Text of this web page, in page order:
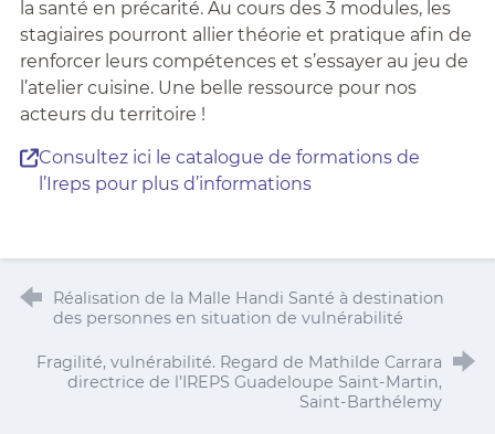
la santé en précarité. Au cours des 3 modules, les
stagiaires pourront allier théorie et pratique afin de
renforcer leurs compétences et s’essayer au jeu de
l’atelier cuisine. Une belle ressource pour nos
acteurs du territoire !
Consultez ici le catalogue de formations de
l’Ireps pour plus d’informations
Réalisation de la Malle Handi Santé à destination
des personnes en situation de vulnérabilité
Fragilité, vulnérabilité. Regard de Mathilde Carrara
directrice de l’IREPS Guadeloupe Saint-Martin,
Saint-Barthélemy